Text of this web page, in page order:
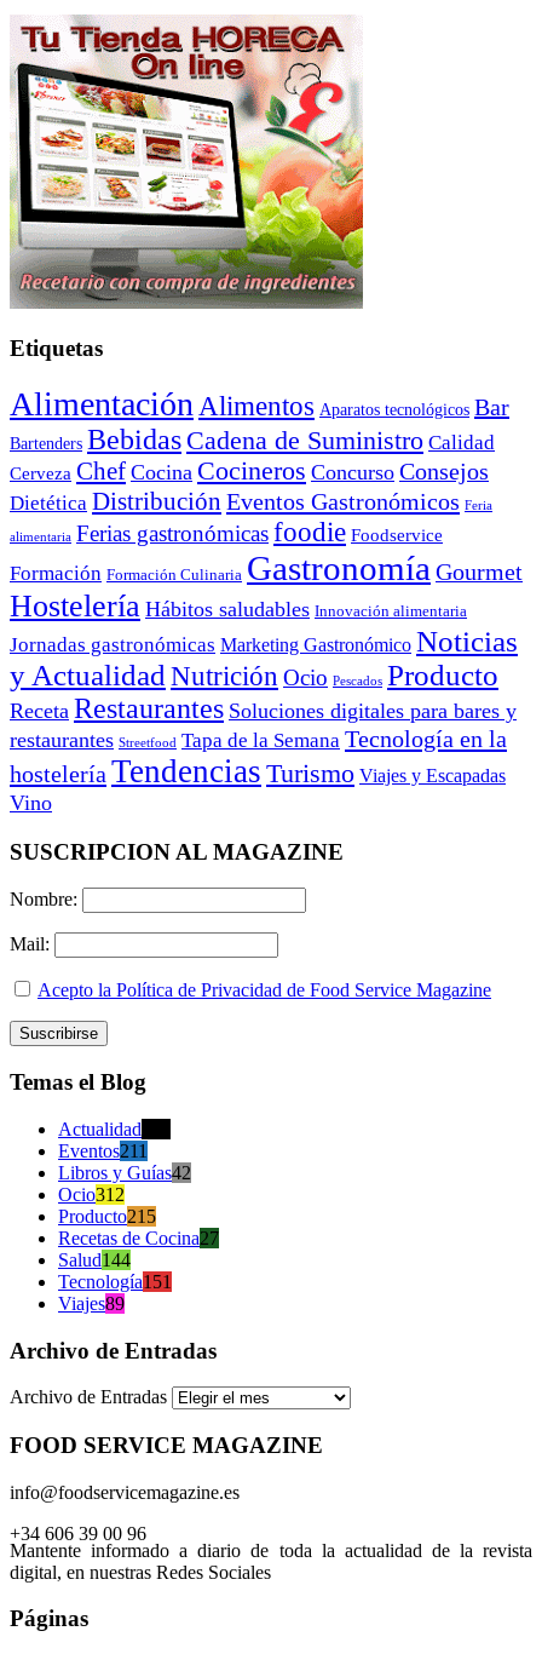
Etiquetas
Alimentación Alimentos Aparatos tecnológicos Bar
Bartenders Bebidas Cadena de Suministro Calidad
Cerveza Chef Cocina Cocineros Concurso Consejos
Dietética Distribución Eventos Gastronómicos Feria
alimentaria Ferias gastronómicasfoodie Foodservice
Formación Formación Culinaria Gastronomía Gourmet
Hostelería Hábitos saludables Innovación alimentaria
Jornadas gastronómicas Marketing Gastronómico Noticias
y Actualidad Nutrición Ocio Pescados Producto
Receta Restaurantes Soluciones digitales para bares y
restaurantes Streetfood Tapa de la Semana Tecnología en la
hostelería Tendencias Turismo Viajes y Escapadas
Vino
SUSCRIPCION AL MAGAZINE
Nombre:
Mail:
Acepto la Política de Privacidad de Food Service Magazine
Temas el Blog
Actualidad
Eventos211
Libros y Guías42
Ocio312
Producto215
Recetas de Cocina27
Salud144
Tecnología151
Viajes89
Archivo de Entradas
Archivo de Entradas
FOOD SERVICE MAGAZINE
info@foodservicemagazine.es
+34 606 39 00 96
Mantente informado a diario de toda la actualidad de la revista
digital, en nuestras Redes Sociales
Páginas